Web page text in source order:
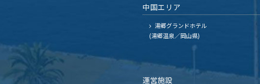
中国エリア
湯郷グランドホテル
(湯郷温泉／岡山県)
運営施設